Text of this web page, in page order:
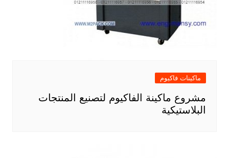
ماكينات فاكيوم
مشروع ماكينة الفاكيوم لتصنيع المنتجات
البلاستيكية